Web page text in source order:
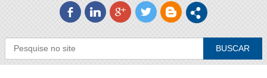
b j c a A